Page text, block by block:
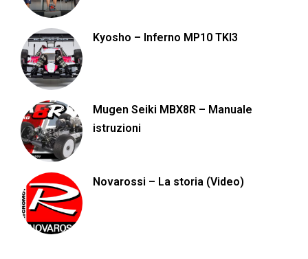
Kyosho – Inferno MP10 TKI3
Mugen Seiki MBX8R – Manuale
istruzioni
Novarossi – La storia (Video)